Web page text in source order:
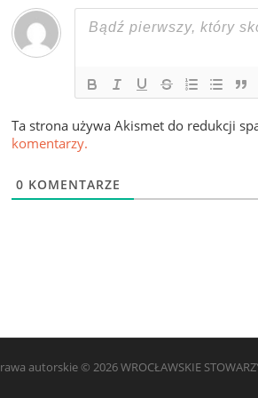
Ta strona używa Akismet do redukcji
komentarzy.
0 KOMENTARZE
autorskie © 2026 WROCŁAWSKIE